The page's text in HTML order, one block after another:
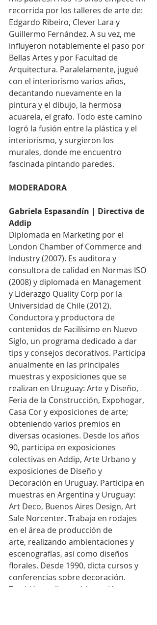
recorrida por los talleres de arte de:
Edgardo Ribeiro, Clever Lara y
Guillermo Fernández. A su vez, me
influyeron notablemente el paso por
Bellas Artes y por Facultad de
Arquitectura. Paralelamente, jugué
con el interiorismo varios años,
decantando nuevamente en la
pintura y el dibujo, la hermosa
acuarela, el grafo. Todo este camino
logró la fusión entre la plástica y el
interiorismo, y surgieron los
murales, donde me encuentro
fascinada pintando paredes.
MODERADORA
Gabriela Espasandín | Directiva de
Addip
Diplomada en Marketing por el
London Chamber of Commerce and
Industry (2007). Es auditora y
consultora de calidad en Normas ISO
(2008) y diplomada en Management
y Liderazgo Quality Corp por la
Universidad de Chile (2012).
Conductora y productora de
contenidos de Facilísimo en Nuevo
Siglo, un programa dedicado a dar
tips y consejos decorativos. Participa
anualmente en las principales
muestras y exposiciones que se
realizan en Uruguay: Arte y Diseño,
Feria de la Construcción, Expohogar,
Casa Cor y exposiciones de arte;
obteniendo varios premios en
diversas ocasiones. Desde los años
90, participa en exposiciones
colectivas en Addip, Arte Urbano y
exposiciones de Diseño y
Decoración en Uruguay. Participa en
muestras en Argentina y Uruguay:
Art Deco, Buenos Aires Design, Art
Sale Norcenter. Trabaja en rodajes
en el área de producción de
arte, realizando ambientaciones y
escenografías, así como diseños
florales. Desde 1990, dicta cursos y
conferencias sobre decoración.
También realiza ambientación